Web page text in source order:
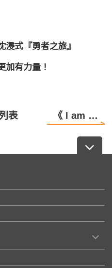
式『勇者之旅』
加有力量！
表 《 I am So special 》Musical Summer Camp 排練花絮